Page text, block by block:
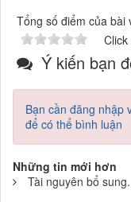
Tổng số điểm của bài
Ý kiến bạn
Bạn cần đăng nhập
để có thể bình luận
Những tin mới hơn
Tài nguyên bổ